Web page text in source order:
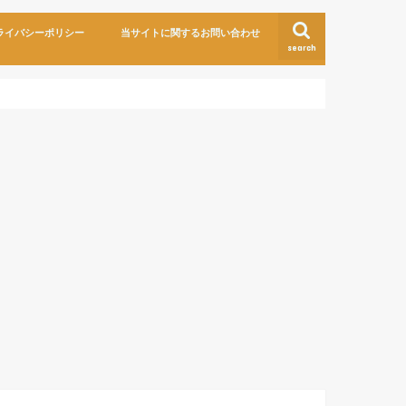
search
イバシーポリシー 当サイトに関するお問い合わせ